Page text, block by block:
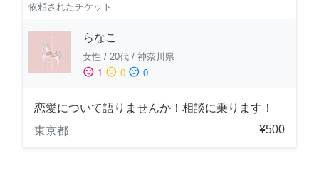
依頼されたチケット
らなこ
女性 / 20代 / 神奈川県
sentiment_satisfied 1 sentiment_neutral 0 sentiment_dissatisfied 0
恋愛について語りませんか！相談に乗ります！
東京都
¥500